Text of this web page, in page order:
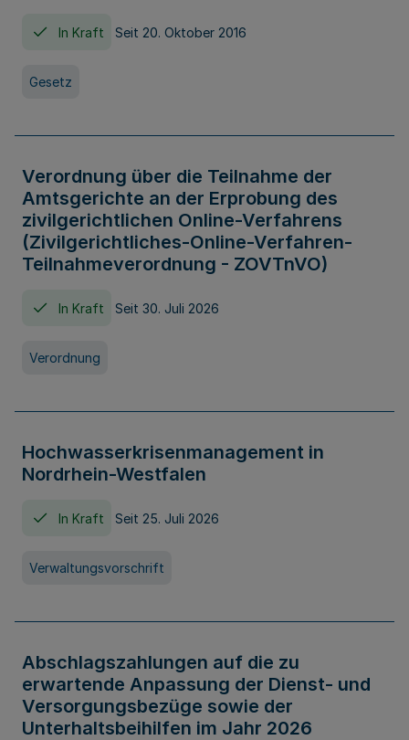
In Kraft Seit 20. Oktober 2016
Gesetz
Verordnung über die Teilnahme der
Amtsgerichte an der Erprobung des
zivilgerichtlichen Online-Verfahrens
(Zivilgerichtliches-Online-Verfahren-
Teilnahmeverordnung - ZOVTnVO)
In Kraft Seit 30. Juli 2026
Verordnung
Hochwasserkrisenmanagement in
Nordrhein-Westfalen
In Kraft Seit 25. Juli 2026
Verwaltungsvorschrift
Abschlagszahlungen auf die zu
erwartende Anpassung der Dienst- und
Versorgungsbezüge sowie der
Unterhaltsbeihilfen im Jahr 2026